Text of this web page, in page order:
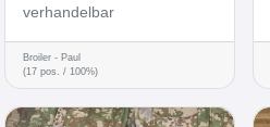
verhandelbar
Broiler - Paul
(17 pos. / 100%)